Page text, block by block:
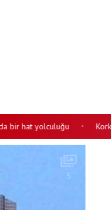
yolculuğu • Korkutan
5